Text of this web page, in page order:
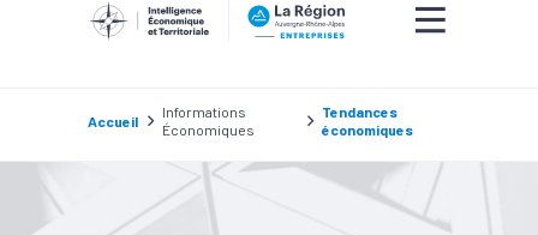
Accueil
Informations
Économiques
Tendances
économiques